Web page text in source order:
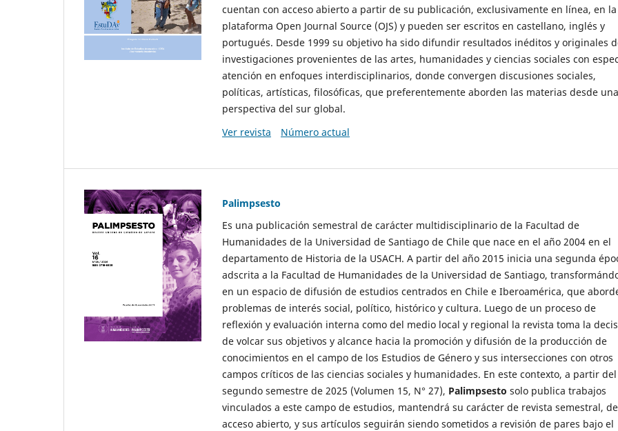
cuentan con acceso abierto a partir de su publicación, exclusivamente en línea, en la
plataforma Open Journal Source (OJS) y pueden ser escritos en castellano, inglés y
portugués. Desde 1999 su objetivo ha sido difundir resultados inéditos y originales
investigaciones provenientes de las artes, humanidades y ciencias sociales con
atención en enfoques interdisciplinarios, donde convergen discusiones sociales,
políticas, artísticas, filosóficas, que preferentemente aborden las materias desde una
perspectiva del sur global.
Ver revista
Número actual
Palimpsesto
Es una publicación semestral de carácter multidisciplinario de la Facultad de
Humanidades de la Universidad de Santiago de Chile que nace en el año 2004 en el
departamento de Historia de la USACH. A partir del año 2015 inicia una segunda
adscrita a la Facultad de Humanidades de la Universidad de Santiago,
en un espacio de difusión de estudios centrados en Chile e Iberoamérica, que
problemas de interés social, político, histórico y cultura. Luego de un proceso de
reflexión y evaluación interna como del medio local y regional la revista toma la
de volcar sus objetivos y alcance hacia la promoción y difusión de la producción de
conocimientos en el campo de los Estudios de Género y sus intersecciones con otros
campos críticos de las ciencias sociales y humanidades. En este contexto, a partir del
segundo semestre de 2025 (Volumen 15, N° 27), Palimpsesto solo publica trabajos
vinculados a este campo de estudios, mantendrá su carácter de revista semestral, de
acceso abierto, y sus artículos seguirán siendo sometidos a revisión de pares bajo el